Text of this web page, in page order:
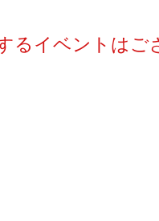
るイベントはご